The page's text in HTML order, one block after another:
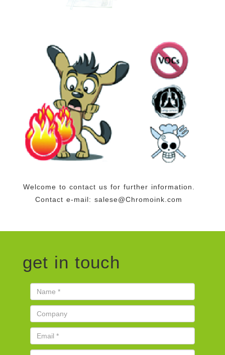
Welcome to contact us for further information.
Contact e-mail: salese@Chromoink.com
get in touch